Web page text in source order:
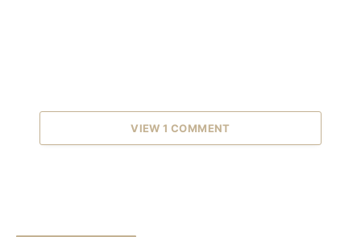
VIEW 1 COMMENT